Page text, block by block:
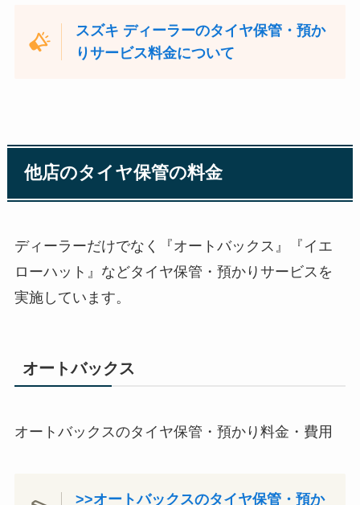
スズキ ディーラーのタイヤ保管・預か
りサービス料金について
他店のタイヤ保管の料金
ディーラーだけでなく『オートバックス』『イエ
ローハット』などタイヤ保管・預かりサービスを
実施しています。
オートバックス
オートバックスのタイヤ保管・預かり料金・費用
>>オートバックスのタイヤ保管・預か